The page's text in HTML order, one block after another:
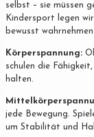
selbst – sie müssen
Kindersport legen
bewusst
Körperspannung:
schulen die
halten.
jede Bewegung.
um Stabilität und